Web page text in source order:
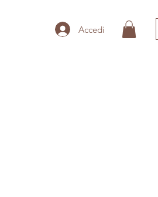
Accedi